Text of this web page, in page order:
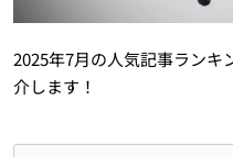
2025年7月の人気記事ランキ
介します！